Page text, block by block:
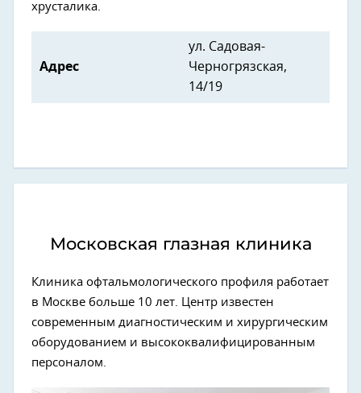
хрусталика.
Адрес
ул. Садовая-
Черногрязская,
14/19
Московская глазная клиника
Клиника офтальмологического профиля работает
в Москве больше 10 лет. Центр известен
современным диагностическим и хирургическим
оборудованием и высококвалифицированным
персоналом.